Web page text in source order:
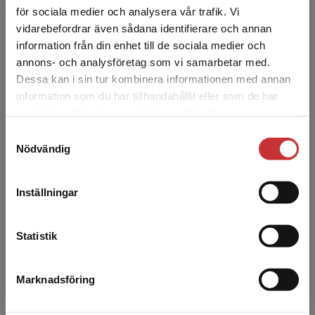
för sociala medier och analysera vår trafik. Vi
vidarebefordrar även sådana identifierare och annan
information från din enhet till de sociala medier och
annons- och analysföretag som vi samarbetar med.
Dessa kan i sin tur kombinera informationen med annan
information som du har tillhandahållit eller som de har
Nödvändig
Inställningar
Statistik
Marknadsföring
Begränsad fraktregion
Det verkar som att du besöker
studentlitteratur.se via en enhet utanför Sverige.
Vi erbjuder inte leveranser utanför Sverige. För
att kunna slutföra ett köp måste
Leda och organisera medicinsk elevhälsa
Milerad, Josef m.fl.
303 kr inkl. moms
Exkl. moms: 286 kr